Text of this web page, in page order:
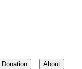
Donation About